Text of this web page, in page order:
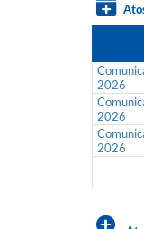
2026
2026
2026